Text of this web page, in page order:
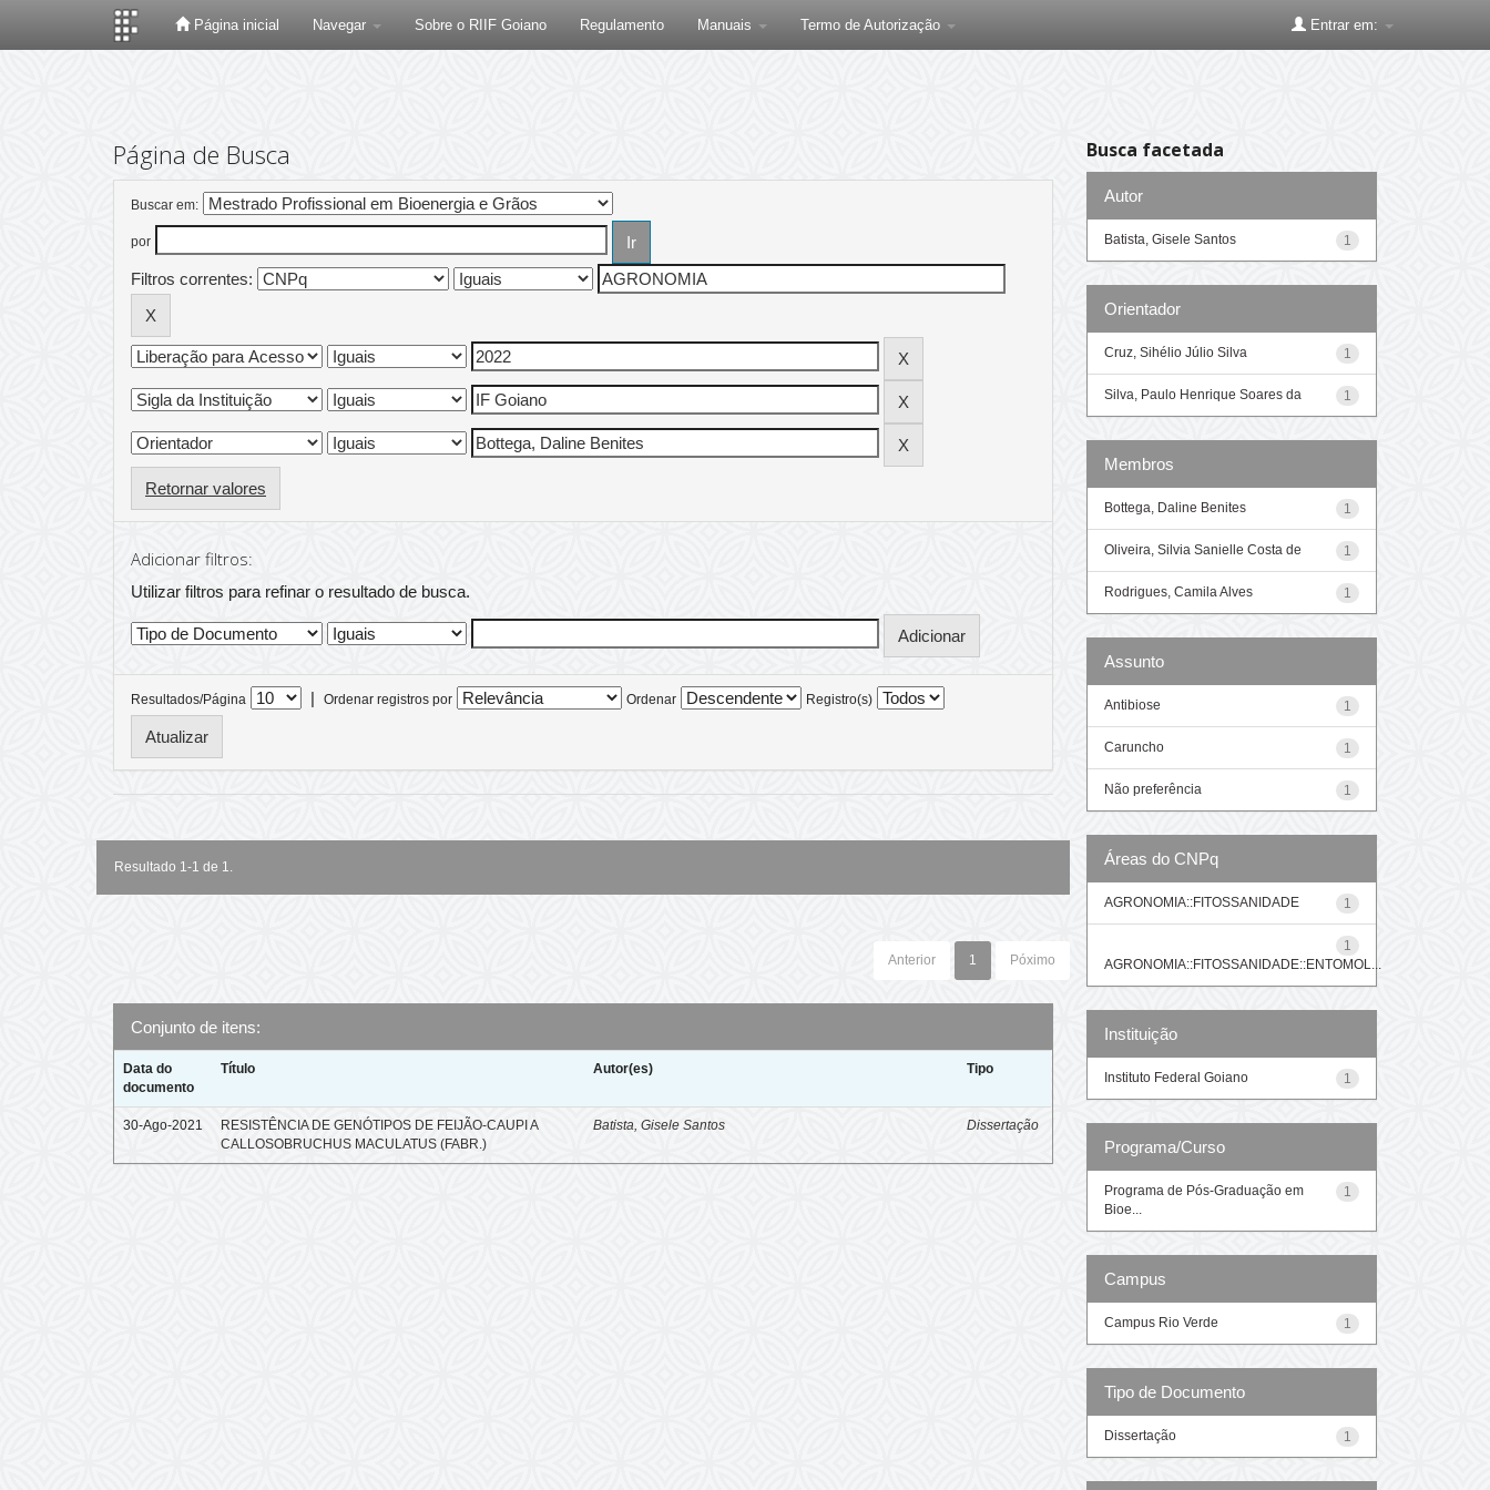
Página inicial Navegar Sobre o RIIF Goiano Regulamento Manuais Termo de Autorização Entrar em:
Página de Busca
Buscar em:
por
Filtros correntes:
Retornar valores
Adicionar filtros:
Utilizar filtros para refinar o resultado de busca.
Resultados/Página | Ordenar registros por Ordenar Registro(s)
Resultado 1-1 de 1.
Anterior 1 Póximo
Conjunto de itens:
Data do
documento
Título Autor(es) Tipo
30-Ago-2021
RESISTÊNCIA DE GENÓTIPOS DE FEIJÃO-CAUPI A
CALLOSOBRUCHUS MACULATUS (FABR.)
Batista, Gisele Santos Dissertação
Busca facetada
Autor
1
Batista, Gisele Santos
Orientador
1
Cruz, Sihélio Júlio Silva
1
Silva, Paulo Henrique Soares da
Membros
1
Bottega, Daline Benites
1
Oliveira, Silvia Sanielle Costa de
1
Rodrigues, Camila Alves
Assunto
1
Antibiose
1
Caruncho
1
Não preferência
Áreas do CNPq
1
AGRONOMIA::FITOSSANIDADE
1
AGRONOMIA::FITOSSANIDADE::ENTOMOL...
Instituição
1
Instituto Federal Goiano
Programa/Curso
1
Programa de Pós-Graduação em
Bioe...
Campus
1
Campus Rio Verde
Tipo de Documento
1
Dissertação